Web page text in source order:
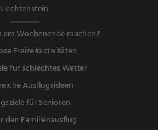
Liechtenstein
am Wochenende machen?
Freizeitaktivitäten
für schlechtes Wetter
Ausflugsideen
für Senioren
den Familienausflug